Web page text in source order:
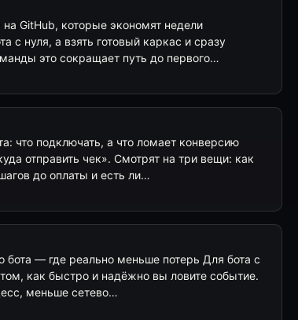
GitHub, которые экономят недели
с нуля, а взять готовый каркас и сразу
это сокращает путь до первого…
что подключать, а что ломает конверсию
отправить чек». Смотрят на три вещи: как
до оплаты и есть ли…
бота — где реально меньше потерь Для бота с
как быстро и надёжно вы ловите событие.
меньше сетево…